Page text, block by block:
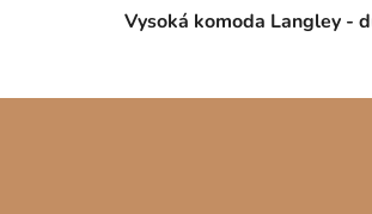
Vysoká komoda Langley -